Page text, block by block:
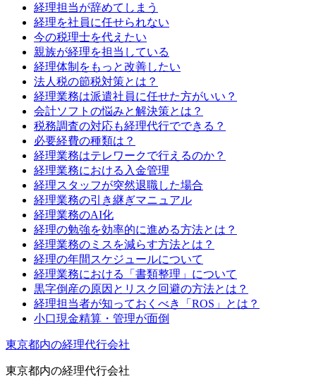
経理担当が辞めてしまう
経理を社員に任せられない
今の税理士を代えたい
親族が経理を担当している
経理体制をもっと改善したい
法人税の節税対策とは？
経理業務は派遣社員に任せた方がいい？
会計ソフトの悩みと解決策とは？
税務調査の対応も経理代行でできる？
必要経費の種類は？
経理業務はテレワークで行えるのか？
経理業務における入金管理
経理スタッフが突然退職した場合
経理業務の引き継ぎマニュアル
経理業務のAI化
経理の勉強を効率的に進める方法とは？
経理業務のミスを減らす方法とは？
経理の年間スケジュールについて
経理業務における「書類整理」について
黒字倒産の原因とリスク回避の方法とは？
経理担当者が知っておくべき「ROS」とは？
小口現金精算・管理が面倒
東京都内の経理代行会社
東京都内の経理代行会社